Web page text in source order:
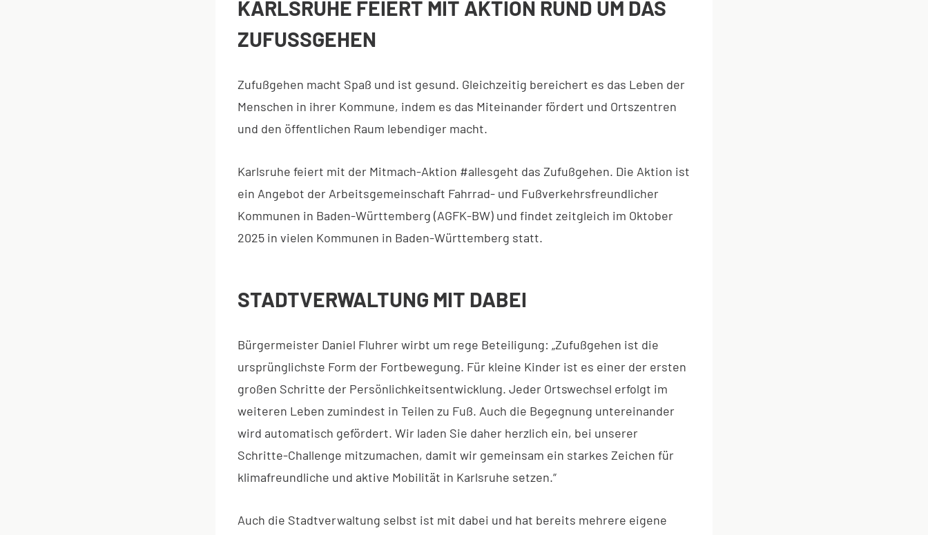
KARLSRUHE FEIERT MIT AKTION RUND UM DAS
ZUFUSSGEHEN
Zufußgehen macht Spaß und ist gesund. Gleichzeitig bereichert es das Leben der
Menschen in ihrer Kommune, indem es das Miteinander fördert und Ortszentren
und den öffentlichen Raum lebendiger macht.
Karlsruhe feiert mit der Mitmach-Aktion #allesgeht das Zufußgehen. Die Aktion ist
ein Angebot der Arbeitsgemeinschaft Fahrrad- und Fußverkehrsfreundlicher
Kommunen in Baden-Württemberg (AGFK-BW) und findet zeitgleich im Oktober
2025 in vielen Kommunen in Baden-Württemberg statt.
STADTVERWALTUNG MIT DABEI
Bürgermeister Daniel Fluhrer wirbt um rege Beteiligung: „Zufußgehen ist die
ursprünglichste Form der Fortbewegung. Für kleine Kinder ist es einer der ersten
großen Schritte der Persönlichkeitsentwicklung. Jeder Ortswechsel erfolgt im
weiteren Leben zumindest in Teilen zu Fuß. Auch die Begegnung untereinander
wird automatisch gefördert. Wir laden Sie daher herzlich ein, bei unserer
Schritte-Challenge mitzumachen, damit wir gemeinsam ein starkes Zeichen für
klimafreundliche und aktive Mobilität in Karlsruhe setzen.“
Auch die Stadtverwaltung selbst ist mit dabei und hat bereits mehrere eigene